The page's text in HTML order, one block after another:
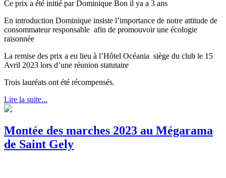
Ce prix a été initié par Dominique Bon il ya a 3 ans
En introduction Dominique insiste l’importance de notre attitude de
consommateur responsable afin de promouvoir une écologie
raisonnée
La remise des prix a eu lieu à l’Hôtel Océania siège du club le 15
Avril 2023 lors d’une réunion statutaire
Trois lauréats ont été récompensés.
Lire la suite...
Montée des marches 2023 au Mégarama
de Saint Gely